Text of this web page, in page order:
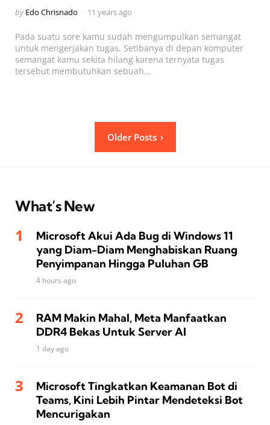
Posted
by Edo Chrisnado 11 years ago
Pada suatu sore kamu sudah mengumpulkan semangat
untuk mengerjakan tugas. Setibanya di depan komputer
semangat kamu sekita hilang karena ternyata tugas
tersebut membutuhkan sebuah...
Older Posts
What’s New
Microsoft Akui Ada Bug di Windows 11
yang Diam-Diam Menghabiskan Ruang
Penyimpanan Hingga Puluhan GB
4 hours ago
RAM Makin Mahal, Meta Manfaatkan
DDR4 Bekas Untuk Server AI
1 day ago
Microsoft Tingkatkan Keamanan Bot di
Teams, Kini Lebih Pintar Mendeteksi Bot
Mencurigakan